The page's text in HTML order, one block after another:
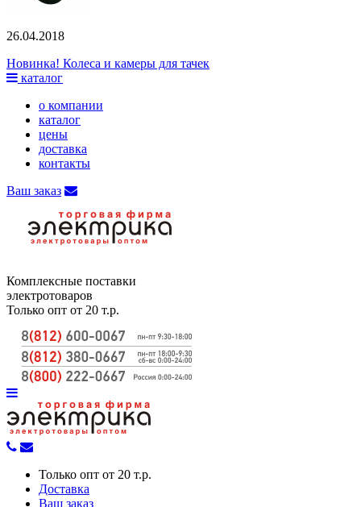
26.04.2018
Новинка! Колеса и камеры для тачек
каталог
о компании
каталог
цены
доставка
контакты
Ваш заказ
Комплексные поставки
электротоваров
Только опт от 20 т.р.
Только опт от 20 т.р.
Доставка
Ваш заказ